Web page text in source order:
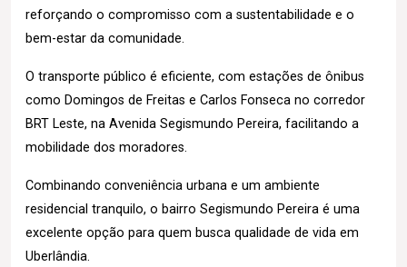
reforçando o compromisso com a sustentabilidade e o
bem-estar da comunidade.
O transporte público é eficiente, com estações de ônibus
como Domingos de Freitas e Carlos Fonseca no corredor
BRT Leste, na Avenida Segismundo Pereira, facilitando a
mobilidade dos moradores.
Combinando conveniência urbana e um ambiente
residencial tranquilo, o bairro Segismundo Pereira é uma
excelente opção para quem busca qualidade de vida em
Uberlândia.